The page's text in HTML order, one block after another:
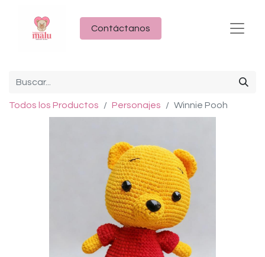
Contáctanos
Todos los Productos Personajes Winnie Pooh